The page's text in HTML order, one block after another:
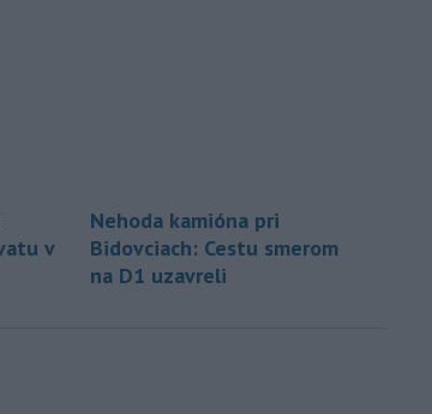
v
Nehoda kamióna pri
Bidovciach: Cestu smerom
na D1 uzavreli